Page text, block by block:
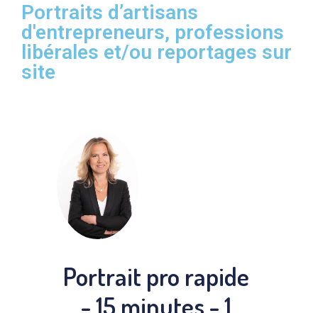
Portraits d’artisans
d'entrepreneurs, professions
libérales et/ou reportages sur
site
Portrait pro rapide
- 15 minutes - 1